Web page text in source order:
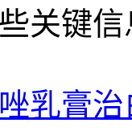
关键
乳膏